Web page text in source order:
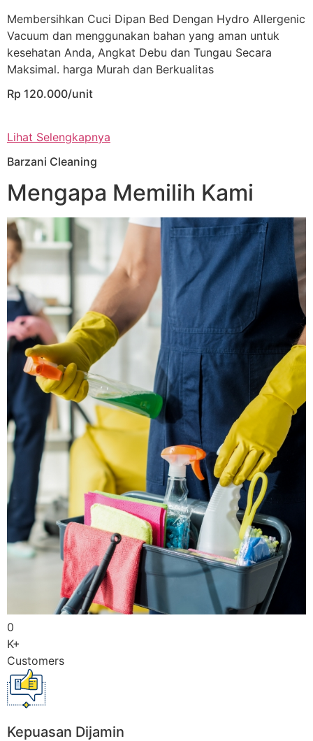
Membersihkan Cuci Dipan Bed Dengan Hydro Allergenic
Vacuum dan menggunakan bahan yang aman untuk
kesehatan Anda, Angkat Debu dan Tungau Secara
Maksimal. harga Murah dan Berkualitas
Rp 120.000/unit
Lihat Selengkapnya
Barzani Cleaning
Mengapa Memilih Kami
0
K+
Customers
Kepuasan Dijamin